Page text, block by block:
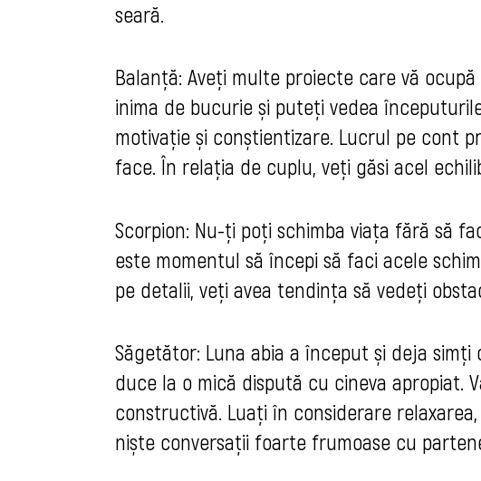
seară.
Balanță: Aveţi multe proiecte care vă
inima de bucurie și puteți vedea
motivație și conștientizare. Lucrul pe cont
face. În relația de cuplu, veți găsi acel
Scorpion: Nu-ți poți schimba viața fără să
este momentul să începi să faci acele
pe detalii, veți avea tendința să vedeți
Săgetător: Luna abia a început și deja
duce la o mică dispută cu cineva
constructivă. Luați în considerare
niște conversații foarte frumoase cu